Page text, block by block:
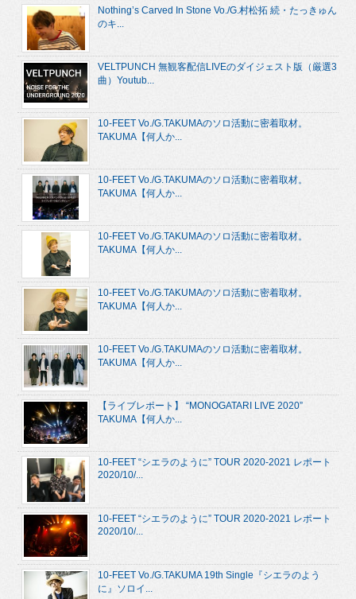
Nothing’s Carved In Stone Vo./G.村松拓 続・たっきゅん
のキ...
VELTPUNCH 無観客配信LIVEのダイジェスト版（厳選3
曲）Youtub...
10-FEET Vo./G.TAKUMAのソロ活動に密着取材。
TAKUMA【何人か...
10-FEET Vo./G.TAKUMAのソロ活動に密着取材。
TAKUMA【何人か...
10-FEET Vo./G.TAKUMAのソロ活動に密着取材。
TAKUMA【何人か...
10-FEET Vo./G.TAKUMAのソロ活動に密着取材。
TAKUMA【何人か...
10-FEET Vo./G.TAKUMAのソロ活動に密着取材。
TAKUMA【何人か...
【ライブレポート】 “MONOGATARI LIVE 2020”
TAKUMA【何人か...
10-FEET “シエラのように” TOUR 2020-2021 レポート
2020/10/...
10-FEET “シエラのように” TOUR 2020-2021 レポート
2020/10/...
10-FEET Vo./G.TAKUMA 19th Single『シエラのよう
に』ソロイ...